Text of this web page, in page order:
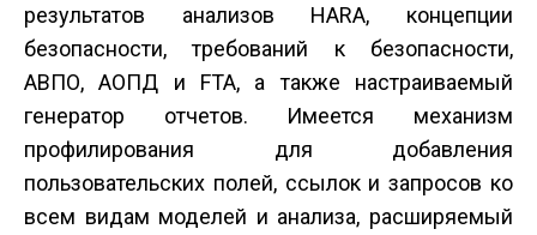
результатов анализов HARA, концепции
безопасности, требований к безопасности,
АВПО, АОПД и FTA, а также настраиваемый
генератор отчетов. Имеется механизм
профилирования для добавления
пользовательских полей, ссылок и запросов ко
всем видам моделей и анализа, расширяемый